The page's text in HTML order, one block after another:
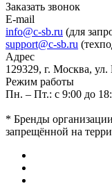
Заказать звонок
E-mail
info@c-sb.ru (для
support@c-sb.ru
Адрес
129329, г. Москва, ул.
Режим работы
Пн. – Пт.: с 9:00 до
* Бренды
запрещённой на